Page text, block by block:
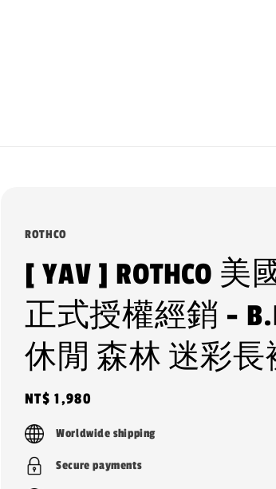
ROTHCO
[ YAV ] ROTHCO 美
正式授權經銷 -
休閒 森林 迷彩長
Regular
price
NT$ 1,980
Worldwide shipping
Secure payments